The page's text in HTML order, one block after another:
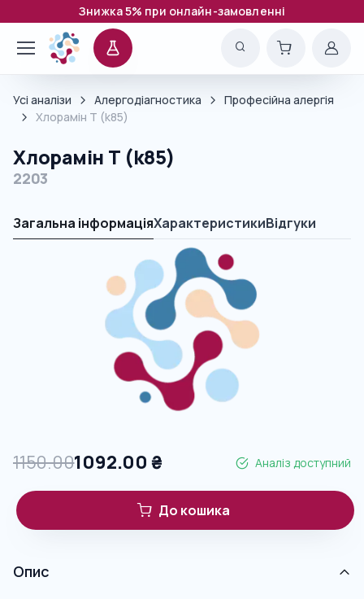
Знижка 5% при онлайн-замовленні
Усі аналізи Алергодіагностика
Професійна алергія
Хлорамін Т (k85)
Хлорамін Т (k85)
2203
Загальна інформаціяХарактеристикиВідгуки
1150.001092.00 ₴ Аналіз доступний
До кошика
Опис